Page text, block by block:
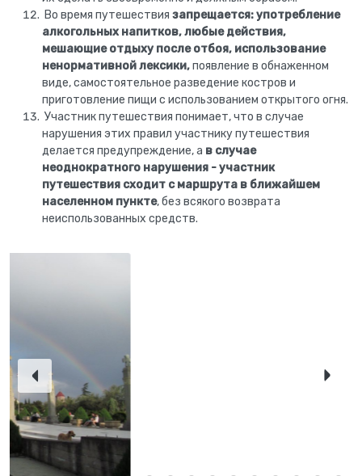
Во время путешествия запрещается: употребление
алкогольных напитков, любые действия,
мешающие отдыху после отбоя, использование
ненормативной лексики,появление в обнаженном
виде, самостоятельное разведение костров и
приготовление пищи с использованием открытого огня.
Участник путешествия понимает, что в случае
нарушения этих правил участнику путешествия
делается предупреждение, а в случае
неоднократного нарушения - участник
путешествия сходит с маршрута в ближайшем
населенном пункте, без всякого возврата
неиспользованных средств.